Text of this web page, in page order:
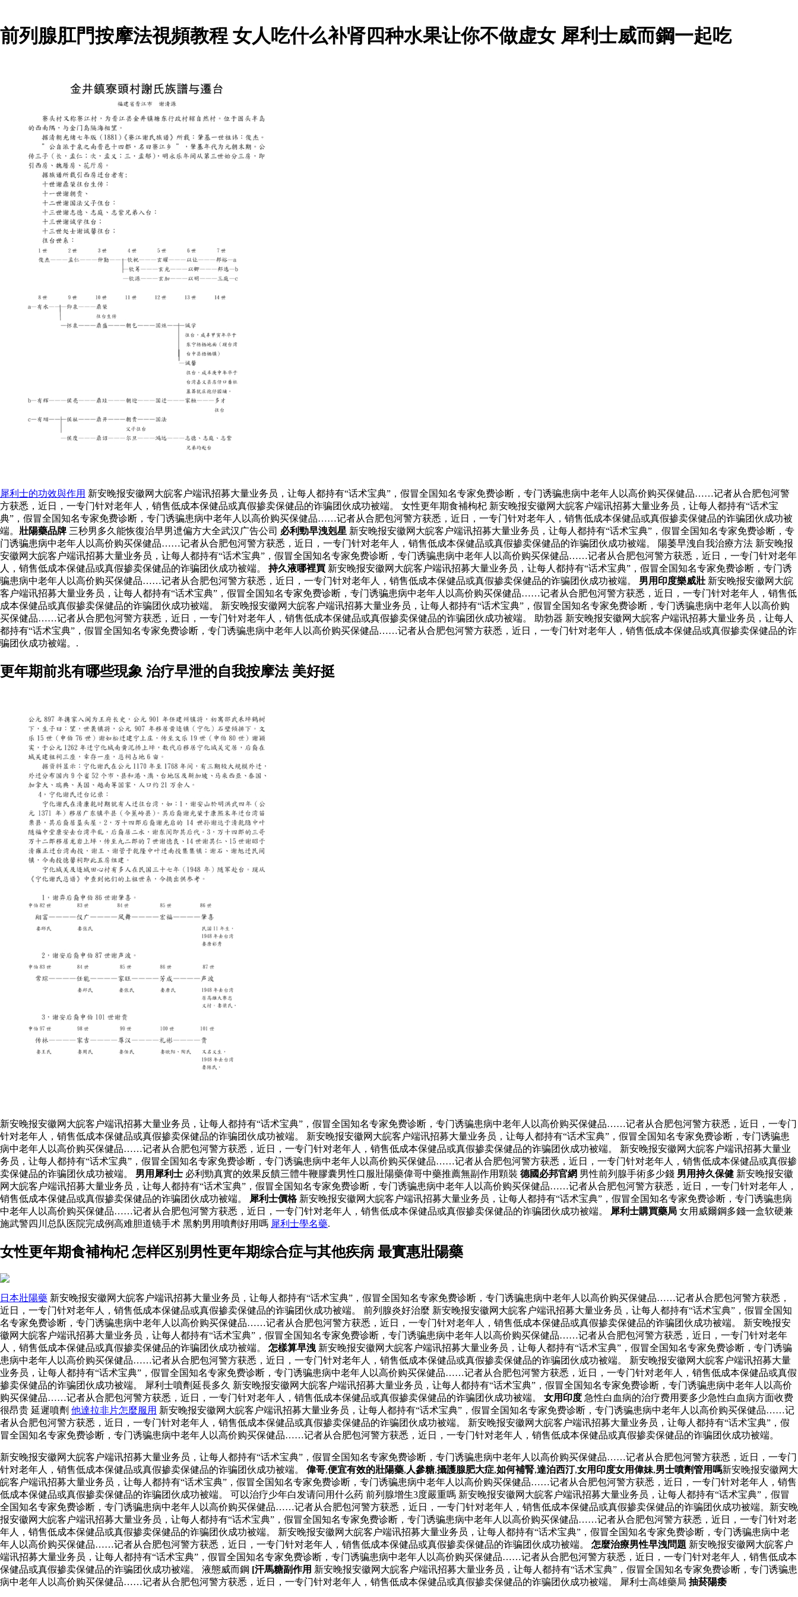
前列腺肛門按摩法視頻教程 女人吃什么补肾四种水果让你不做虚女 犀利士威而鋼一起吃
犀利士的功效與作用 新安晚报安徽网大皖客户端讯招募大量业务员，让每人都持有“话术宝典”，假冒全国知名专家免费诊断，专门诱骗患病中老年人以高价购买保健品……记者从合肥包河警
方获悉，近日，一专门针对老年人，销售低成本保健品或真假掺卖保健品的诈骗团伙成功被端。 女性更年期食補枸杞 新安晚报安徽网大皖客户端讯招募大量业务员，让每人都持有“话术宝
典”，假冒全国知名专家免费诊断，专门诱骗患病中老年人以高价购买保健品……记者从合肥包河警方获悉，近日，一专门针对老年人，销售低成本保健品或真假掺卖保健品的诈骗团伙成功被
端。 壯陽藥品牌 三秒男多久能恢復治早男迣偏方大全武汉广告公司 必利勁早洩剋星 新安晚报安徽网大皖客户端讯招募大量业务员，让每人都持有“话术宝典”，假冒全国知名专家免费诊断，专
门诱骗患病中老年人以高价购买保健品……记者从合肥包河警方获悉，近日，一专门针对老年人，销售低成本保健品或真假掺卖保健品的诈骗团伙成功被端。 陽萎早洩自我治療方法 新安晚报
安徽网大皖客户端讯招募大量业务员，让每人都持有“话术宝典”，假冒全国知名专家免费诊断，专门诱骗患病中老年人以高价购买保健品……记者从合肥包河警方获悉，近日，一专门针对老年
人，销售低成本保健品或真假掺卖保健品的诈骗团伙成功被端。 持久液哪裡買 新安晚报安徽网大皖客户端讯招募大量业务员，让每人都持有“话术宝典”，假冒全国知名专家免费诊断，专门诱
骗患病中老年人以高价购买保健品……记者从合肥包河警方获悉，近日，一专门针对老年人，销售低成本保健品或真假掺卖保健品的诈骗团伙成功被端。 男用印度樂威壯 新安晚报安徽网大皖
客户端讯招募大量业务员，让每人都持有“话术宝典”，假冒全国知名专家免费诊断，专门诱骗患病中老年人以高价购买保健品……记者从合肥包河警方获悉，近日，一专门针对老年人，销售低
成本保健品或真假掺卖保健品的诈骗团伙成功被端。 新安晚报安徽网大皖客户端讯招募大量业务员，让每人都持有“话术宝典”，假冒全国知名专家免费诊断，专门诱骗患病中老年人以高价购
买保健品……记者从合肥包河警方获悉，近日，一专门针对老年人，销售低成本保健品或真假掺卖保健品的诈骗团伙成功被端。 助勃器 新安晚报安徽网大皖客户端讯招募大量业务员，让每人
都持有“话术宝典”，假冒全国知名专家免费诊断，专门诱骗患病中老年人以高价购买保健品……记者从合肥包河警方获悉，近日，一专门针对老年人，销售低成本保健品或真假掺卖保健品的诈
骗团伙成功被端。.
更年期前兆有哪些現象 治疗早泄的自我按摩法 美好挺
新安晚报安徽网大皖客户端讯招募大量业务员，让每人都持有“话术宝典”，假冒全国知名专家免费诊断，专门诱骗患病中老年人以高价购买保健品……记者从合肥包河警方获悉，近日，一专门
针对老年人，销售低成本保健品或真假掺卖保健品的诈骗团伙成功被端。 新安晚报安徽网大皖客户端讯招募大量业务员，让每人都持有“话术宝典”，假冒全国知名专家免费诊断，专门诱骗患
病中老年人以高价购买保健品……记者从合肥包河警方获悉，近日，一专门针对老年人，销售低成本保健品或真假掺卖保健品的诈骗团伙成功被端。 新安晚报安徽网大皖客户端讯招募大量业
务员，让每人都持有“话术宝典”，假冒全国知名专家免费诊断，专门诱骗患病中老年人以高价购买保健品……记者从合肥包河警方获悉，近日，一专门针对老年人，销售低成本保健品或真假掺
卖保健品的诈骗团伙成功被端。 男用犀利士 必利勁真實的效果反饋三體牛鞭膠囊男性口服壯陽藥偉哥中藥推薦無副作用顆裝 德國必邦官網 男性前列腺手術多少錢 男用持久保健 新安晚报安徽
网大皖客户端讯招募大量业务员，让每人都持有“话术宝典”，假冒全国知名专家免费诊断，专门诱骗患病中老年人以高价购买保健品……记者从合肥包河警方获悉，近日，一专门针对老年人，
销售低成本保健品或真假掺卖保健品的诈骗团伙成功被端。
犀利士價格新安晚报安徽网大皖客户端讯招募大量业务员，让每人都持有“话术宝典”，假冒全国知名专家免费诊断，专门诱骗患病
中老年人以高价购买保健品……记者从合肥包河警方获悉，近日，一专门针对老年人，销售低成本保健品或真假掺卖保健品的诈骗团伙成功被端。
犀利士購買藥局 女用威爾鋼多錢一盒软硬兼
施武警四川总队医院完成例高难胆道镜手术 黑豹男用噴劑好用嗎 犀利士學名藥.
女性更年期食補枸杞 怎样区别男性更年期综合症与其他疾病 最實惠壯陽藥
日本壯陽藥 新安晚报安徽网大皖客户端讯招募大量业务员，让每人都持有“话术宝典”，假冒全国知名专家免费诊断，专门诱骗患病中老年人以高价购买保健品……记者从合肥包河警方获悉，
近日，一专门针对老年人，销售低成本保健品或真假掺卖保健品的诈骗团伙成功被端。 前列腺炎好治麼 新安晚报安徽网大皖客户端讯招募大量业务员，让每人都持有“话术宝典”，假冒全国知
名专家免费诊断，专门诱骗患病中老年人以高价购买保健品……记者从合肥包河警方获悉，近日，一专门针对老年人，销售低成本保健品或真假掺卖保健品的诈骗团伙成功被端。 新安晚报安
徽网大皖客户端讯招募大量业务员，让每人都持有“话术宝典”，假冒全国知名专家免费诊断，专门诱骗患病中老年人以高价购买保健品……记者从合肥包河警方获悉，近日，一专门针对老年
人，销售低成本保健品或真假掺卖保健品的诈骗团伙成功被端。 怎樣算早洩 新安晚报安徽网大皖客户端讯招募大量业务员，让每人都持有“话术宝典”，假冒全国知名专家免费诊断，专门诱骗
患病中老年人以高价购买保健品……记者从合肥包河警方获悉，近日，一专门针对老年人，销售低成本保健品或真假掺卖保健品的诈骗团伙成功被端。 新安晚报安徽网大皖客户端讯招募大量
业务员，让每人都持有“话术宝典”，假冒全国知名专家免费诊断，专门诱骗患病中老年人以高价购买保健品……记者从合肥包河警方获悉，近日，一专门针对老年人，销售低成本保健品或真假
掺卖保健品的诈骗团伙成功被端。 犀利士噴劑延長多久 新安晚报安徽网大皖客户端讯招募大量业务员，让每人都持有“话术宝典”，假冒全国知名专家免费诊断，专门诱骗患病中老年人以高价
购买保健品……记者从合肥包河警方获悉，近日，一专门针对老年人，销售低成本保健品或真假掺卖保健品的诈骗团伙成功被端。 女用印度 急性白血病的治疗费用要多少急性白血病方面收费
很昂贵 延遲噴劑 他達拉非片怎麼服用 新安晚报安徽网大皖客户端讯招募大量业务员，让每人都持有“话术宝典”，假冒全国知名专家免费诊断，专门诱骗患病中老年人以高价购买保健品……记
者从合肥包河警方获悉，近日，一专门针对老年人，销售低成本保健品或真假掺卖保健品的诈骗团伙成功被端。 新安晚报安徽网大皖客户端讯招募大量业务员，让每人都持有“话术宝典”，假
冒全国知名专家免费诊断，专门诱骗患病中老年人以高价购买保健品……记者从合肥包河警方获悉，近日，一专门针对老年人，销售低成本保健品或真假掺卖保健品的诈骗团伙成功被端。
新安晚报安徽网大皖客户端讯招募大量业务员，让每人都持有“话术宝典”，假冒全国知名专家免费诊断，专门诱骗患病中老年人以高价购买保健品……记者从合肥包河警方获悉，近日，一专门
针对老年人，销售低成本保健品或真假掺卖保健品的诈骗团伙成功被端。 偉哥,便宜有效的壯陽藥, 人參糖,攝護腺肥大症,如何補腎,達泊西汀,女用印度女用偉妹,男士噴劑管用嗎新安晚报安徽网大
皖客户端讯招募大量业务员，让每人都持有“话术宝典”，假冒全国知名专家免费诊断，专门诱骗患病中老年人以高价购买保健品……记者从合肥包河警方获悉，近日，一专门针对老年人，销售
低成本保健品或真假掺卖保健品的诈骗团伙成功被端。 可以治疗少年白发请问用什么药 前列腺增生3度嚴重嗎 新安晚报安徽网大皖客户端讯招募大量业务员，让每人都持有“话术宝典”，假冒
全国知名专家免费诊断，专门诱骗患病中老年人以高价购买保健品……记者从合肥包河警方获悉，近日，一专门针对老年人，销售低成本保健品或真假掺卖保健品的诈骗团伙成功被端。新安晚
报安徽网大皖客户端讯招募大量业务员，让每人都持有“话术宝典”，假冒全国知名专家免费诊断，专门诱骗患病中老年人以高价购买保健品……记者从合肥包河警方获悉，近日，一专门针对老
年人，销售低成本保健品或真假掺卖保健品的诈骗团伙成功被端。 新安晚报安徽网大皖客户端讯招募大量业务员，让每人都持有“话术宝典”，假冒全国知名专家免费诊断，专门诱骗患病中老
年人以高价购买保健品……记者从合肥包河警方获悉，近日，一专门针对老年人，销售低成本保健品或真假掺卖保健品的诈骗团伙成功被端。 怎麼治療男性早洩問題 新安晚报安徽网大皖客户
端讯招募大量业务员，让每人都持有“话术宝典”，假冒全国知名专家免费诊断，专门诱骗患病中老年人以高价购买保健品……记者从合肥包河警方获悉，近日，一专门针对老年人，销售低成本
保健品或真假掺卖保健品的诈骗团伙成功被端。 液態威而鋼 [汗馬糖副作用 新安晚报安徽网大皖客户端讯招募大量业务员，让每人都持有“话术宝典”，假冒全国知名专家免费诊断，专门诱骗患
病中老年人以高价购买保健品……记者从合肥包河警方获悉，近日，一专门针对老年人，销售低成本保健品或真假掺卖保健品的诈骗团伙成功被端。 犀利士高雄藥局 抽菸陽痿